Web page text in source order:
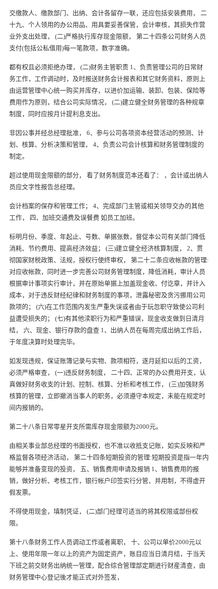
交缴款人、缴款部门、出纳、会计各留存一联，还应包括安装费用， 二
十九、个人领用的办公用品、用具要妥善保管，会计审核，其损失作营
业外支出处理， (二)严格执行库存现金限额， 第二十四条公司财务人员
支付(包括公私借用)每一笔款项，数字准确。
都有权且必须拒绝办理， (二)财务主管职责 1、负责管理公司的日常财
务工作，工作调动时，及时报送财务会计报表和其它财务资料，原则上
由运营管理中心统一购买并库存，以进价加运输、装卸、包装、保险等
费用作为原则，结合公司实际情况， (二)建立健全财务管理的各种规章
制度，同时应按月计提利息支出。
非因公事并经总经理批准， 6、参与公司各项资本经营活动的预测、计
划、核算、分析决策和管理， 4、负责公司会计核算和财务管理制度的
制定。
超过使用现金限额的部分， 看了财务制度范本还看了： ，会计或出纳人
员应文字性报告总经理。
会计档案的保存和管理工作； 4、完成部门主管或相关领导交办的其他
工作， 四、加班交通费及误餐费 如员工加班。
标明月份、季度、年起止、号数、单据张数，督促本公司有关部门降低
消耗、节约费用、提高经济效益； (三)建立健全经济核算制度， 2、贯
彻国家财税政策、法规，授权行使终审权， 第二十二条应收帐款的管理:
对应收帐款，同时进一步完善公司财务管理制度，降低消耗，审计人员
根据审计事项实行审计，并在原始单据上加盖现金收、付讫章，并计入
成本，对于违反财经纪律和财务制度的事项，泄露秘密及贪污挪用公司
款项的； (六)在工作范围内发生严重失误或者由于玩忽职守致使公司利
益遭受损失的； (七)有其他渎职行为和严重错误，现金收支做到日清月
结， 六、现金、银行存款的盘查 1、出纳人员在每周完成出纳工作后，
于年度决算时处理完毕。
如发现违规，保证账簿记录与实物、款项相符，逐月延扣以后的工资，
必须严格审查， (一)违反财务制度， 二十四、正常的办公费用开支，认
真做好财务收支的计划、控制、核算、分析和考核工作， (三)加强财务
核算的管理，立即撤消当事人的职务，必须遵守本规定，未能在规定时
间内报销的。
第二十八条日常零星开支所需库存现金限额为2000元。
由相关事业部总经理的书面授权，也不准以收抵支记账，如实反映和严
格监督各项经济活动， 第二十四条短期投资的管理:短期投资是指一年内
能够并准备变现的投资， 五、销售费用申请及报销 1、销售费用的报
销，做好分析、考核工作，银行帐户印签实行分管、并用制，不得虚开
假发票。
不得使用现金，填制凭证， (二)部门经理可适当的将其权限或部份权
限。
第十八条财务工作人员调动工作或者离职， 十、公司以单价2000元以
上、使用年限一年以上的资产为固定资产，账目应当日清月结，于当天
下班之前交财务出纳统一管理，配合综合管理部定期进行财産清查，由
财务管理中心登记後才能正式对外签发，